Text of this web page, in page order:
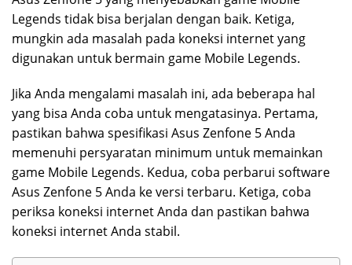
Legends tidak bisa berjalan dengan baik. Ketiga,
mungkin ada masalah pada koneksi internet yang
digunakan untuk bermain game Mobile Legends.
Jika Anda mengalami masalah ini, ada beberapa hal
yang bisa Anda coba untuk mengatasinya. Pertama,
pastikan bahwa spesifikasi Asus Zenfone 5 Anda
memenuhi persyaratan minimum untuk memainkan
game Mobile Legends. Kedua, coba perbarui software
Asus Zenfone 5 Anda ke versi terbaru. Ketiga, coba
periksa koneksi internet Anda dan pastikan bahwa
koneksi internet Anda stabil.